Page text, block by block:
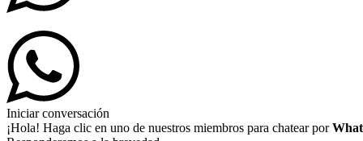
Iniciar conversación
¡Hola! Haga clic en uno de nuestros miembros para chatear por